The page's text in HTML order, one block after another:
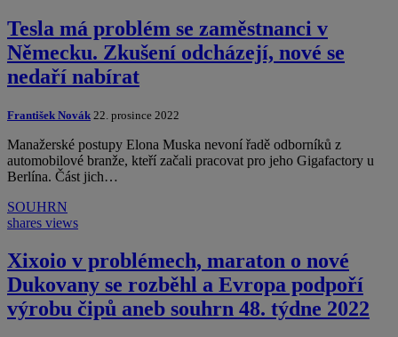
Tesla má problém se zaměstnanci v
Německu. Zkušení odcházejí, nové se
nedaří nabírat
František Novák 22. prosince 2022
Manažerské postupy Elona Muska nevoní řadě odborníků z
automobilové branže, kteří začali pracovat pro jeho Gigafactory u
Berlína. Část jich…
SOUHRN
shares views
Xixoio v problémech, maraton o nové
Dukovany se rozběhl a Evropa podpoří
výrobu čipů aneb souhrn 48. týdne 2022